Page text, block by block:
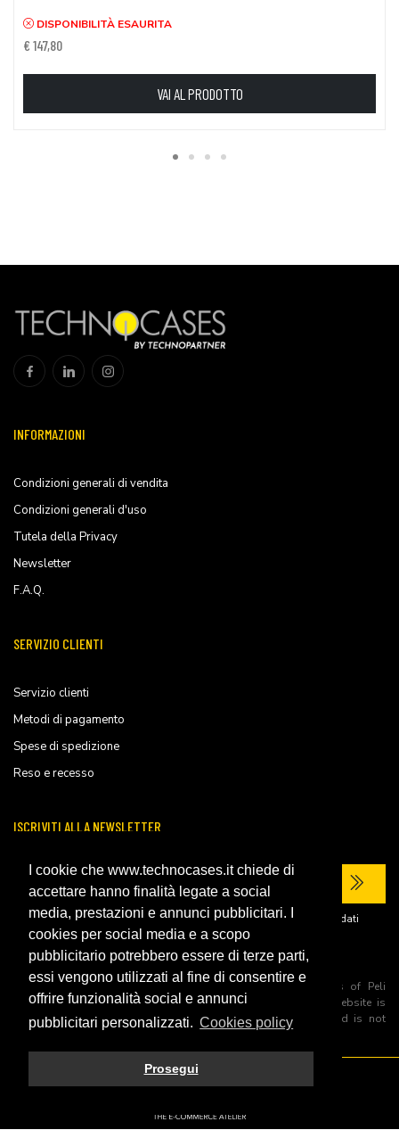
I cookie che www.technocases.it chiede di
accettare hanno finalità legate a social
media, prestazioni e annunci pubblicitari. I
cookies per social media e a scopo
pubblicitario potrebbero essere di terze parti,
essi vengono utilizzati al fine di consentire e
offrire funzionalità social e annunci
pubblicitari personalizzati. Cookies policy
Prosegui
DISPONIBILITÀ ESAURITA
€ 147,80
VAI AL PRODOTTO
INFORMAZIONI
Condizioni generali di vendita
Condizioni generali d'uso
Tutela della Privacy
Newsletter
F.A.Q.
SERVIZIO CLIENTI
Servizio clienti
Metodi di pagamento
Spese di spedizione
Reso e recesso
ISCRIVITI ALLA NEWSLETTER
Ho letto laprivacy policy del sito e acconsento al trattamento dei miei dati
personali per ricevere comunicazioni commerciali.
All trademarks are registered and/or unregistered trademarks of Peli
Products, S.L.U. its parents, subsiadiries and affiliates. This website is
independently owned and operated by Technopartner SRL and is not
owned by Peli Products, S.L.U
© 2026 Technopartner SRL - All rights reserved